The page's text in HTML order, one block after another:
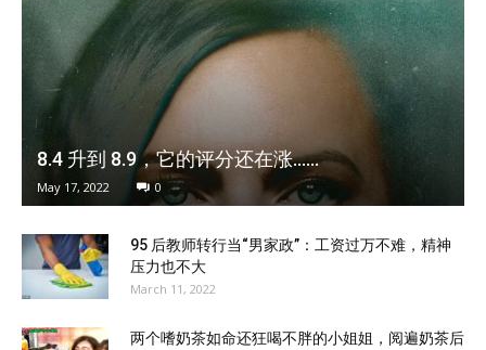
8.4 升到 8.9，它的评分还在涨……
May 17, 2022 0
95 后教师转行当“男家政”：工资过万不难，精神
压力也不大
March 11, 2022
两个嗜奶茶如命还狂喝不胖的小姐姐，阅遍奶茶后